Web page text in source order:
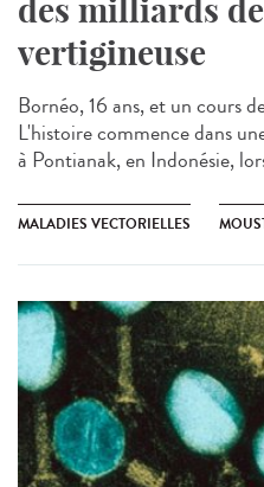
des milliards
vertigineuse
Bornéo, 16 ans, et un cours
L'histoire commence dans
à Pontianak, en Indonésie,
MALADIES VECTORIELLES